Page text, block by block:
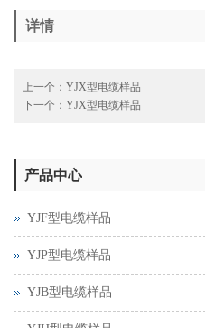
详情
上一个： YJX型电缆样品
下一个： YJX型电缆样品
产品中心
YJF型电缆样品
YJP型电缆样品
YJB型电缆样品